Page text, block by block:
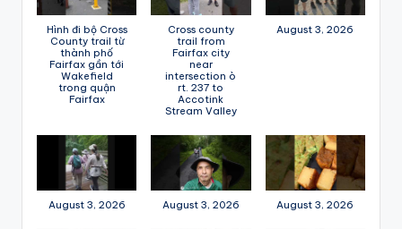
Hình đi bộ Cross
County trail từ
thành phố
Fairfax gần tới
Wakefield
trong quận
Fairfax
Cross county
trail from
Fairfax city
near
intersection ò
rt. 237 to
Accotink
Stream Valley
August 3, 2026
August 3, 2026 August 3, 2026 August 3, 2026